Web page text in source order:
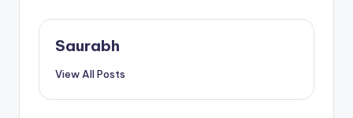
Saurabh
View All Posts